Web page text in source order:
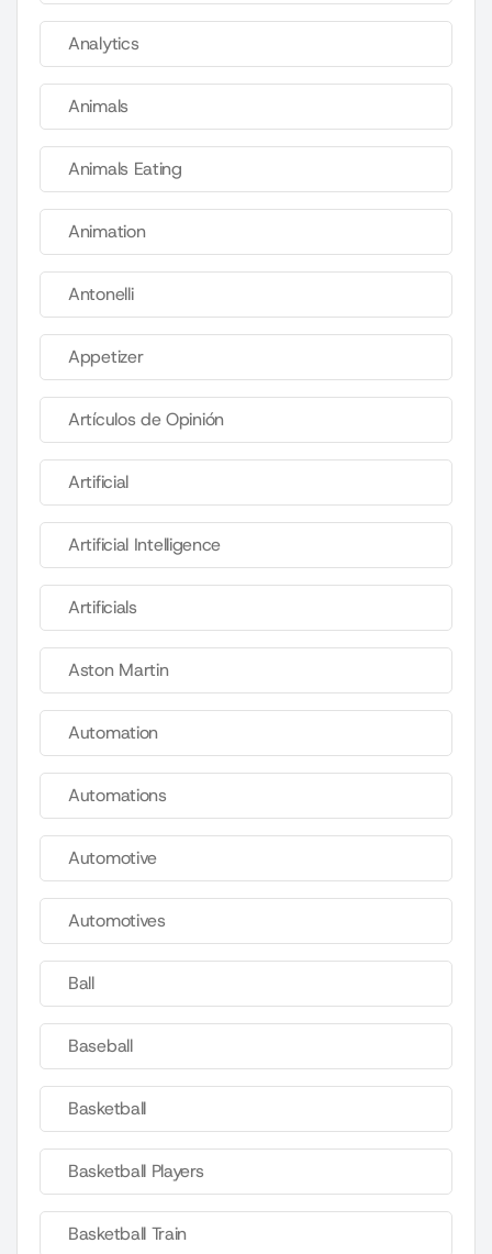
Analytics
Animals
Animals Eating
Animation
Antonelli
Appetizer
Artículos de Opinión
Artificial
Artificial Intelligence
Artificials
Aston Martin
Automation
Automations
Automotive
Automotives
Ball
Baseball
Basketball
Basketball Players
Basketball Train